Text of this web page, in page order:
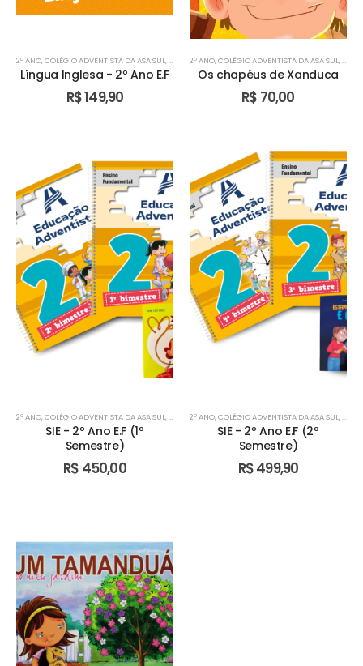
2º ANO,COLÉGIO ADVENTISTA DA ASA SUL,COLÉGIO ADVENTISTA DE ÁGUAS CLARAS,COLÉGIO
Língua Inglesa - 2º Ano E.F
R$149,90
2º ANO,COLÉGIO ADVENTISTA DA ASA SUL,
Os chapéus de Xanduca
R$ 70,00
2º ANO,COLÉGIO ADVENTISTA DA ASA SUL,COLÉGIO ADVENTISTA DE ÁGUAS CLARAS,COLÉGIO
SIE - 2º Ano E.F (1º
Semestre)
R$ 450,00
2º ANO,COLÉGIO ADVENTISTA DA ASA SUL,
SIE - 2º Ano E.F (2º
Semestre)
R$499,90